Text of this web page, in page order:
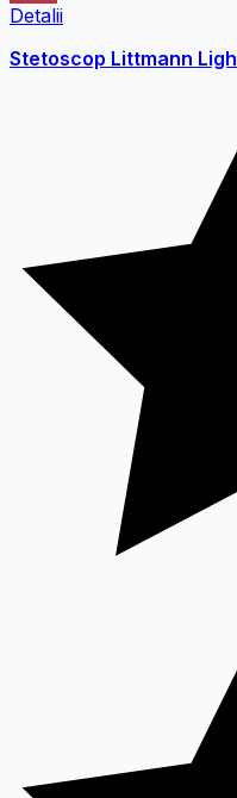
Detalii
Stetoscop Littmann